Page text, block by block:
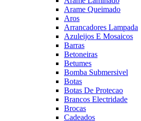
Arame Queimado
Aros
Arrancadores Lampada
Azuleijos E Mosaicos
Barras
Betoneiras
Betumes
Bomba Submersivel
Botas
Botas De Protecao
Brancos Electridade
Brocas
Cadeados